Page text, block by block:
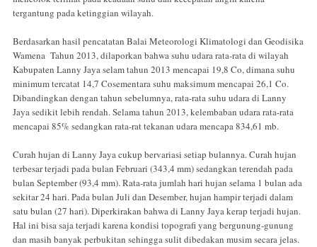
tergantung pada ketinggian wilayah.
Berdasarkan hasil pencatatan Balai Meteorologi Klimatologi dan Geodisika
Wamena Tahun 2013, dilaporkan bahwa suhu udara rata-rata di wilayah
Kabupaten Lanny Jaya selam tahun 2013 mencapai 19,8 Co, dimana suhu
minimum tercatat 14,7 Cosementara suhu maksimum mencapai 26,1 Co.
Dibandingkan dengan tahun sebelumnya, rata-rata suhu udara di Lanny
Jaya sedikit lebih rendah. Selama tahun 2013, kelembaban udara rata-rata
mencapai 85% sedangkan rata-rat tekanan udara mencapa 834,61 mb.
Curah hujan di Lanny Jaya cukup bervariasi setiap bulannya. Curah hujan
terbesar terjadi pada bulan Februari (343,4 mm) sedangkan terendah pada
bulan September (93,4 mm). Rata-rata jumlah hari hujan selama 1 bulan ada
sekitar 24 hari. Pada bulan Juli dan Desember, hujan hampir terjadi dalam
satu bulan (27 hari). Diperkirakan bahwa di Lanny Jaya kerap terjadi hujan.
Hal ini bisa saja terjadi karena kondisi topografi yang bergunung-gunung
dan masih banyak perbukitan sehingga sulit dibedakan musim secara jelas.